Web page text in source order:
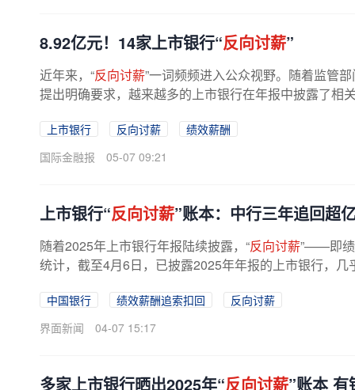
8.92亿元！14家上市银行“反向讨薪”
近年来，“反向讨薪”一词频频进入公众视野。随着监管
提出明确要求，越来越多的上市银行在年报中披露了相
上市银行 反向讨薪
绩效薪酬
国际金融报
05-07 09:21
上市银行“反向讨薪”账本：中行三年追回超
随着2025年上市银行年报陆续披露，“反向讨薪”——即绩
统计，截至4月6日，已披露2025年年报的上市银行，
中国银行 绩效薪酬追索扣回
反向讨薪
界面新闻
04-07 15:17
多家上市银行晒出2025年“反向讨薪”账本 有